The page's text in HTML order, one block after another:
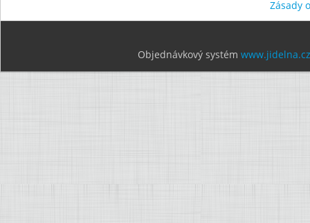
Zásady
Objednávkový systém www.jidelna.cz